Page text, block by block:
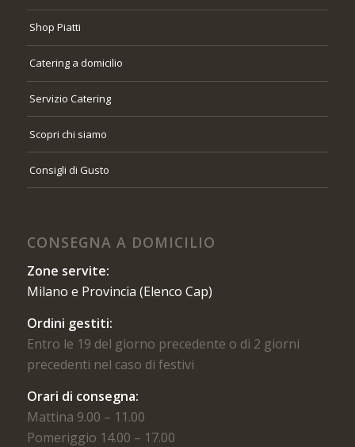
Shop Piatti
Catering a domicilio
Servizio Catering
Scopri chi siamo
Consigli di Gusto
CONSEGNA A DOMICILIO
Zone servite:
Milano e Provincia (Elenco Cap)
Ordini gestiti:
Entro le 19 del giorno precedente o di 2 giorni
precedenti nel caso di festivi
Orari di consegna:
Mattina 9.00 – 11.00
Pomeriggio 14.00 – 17.00